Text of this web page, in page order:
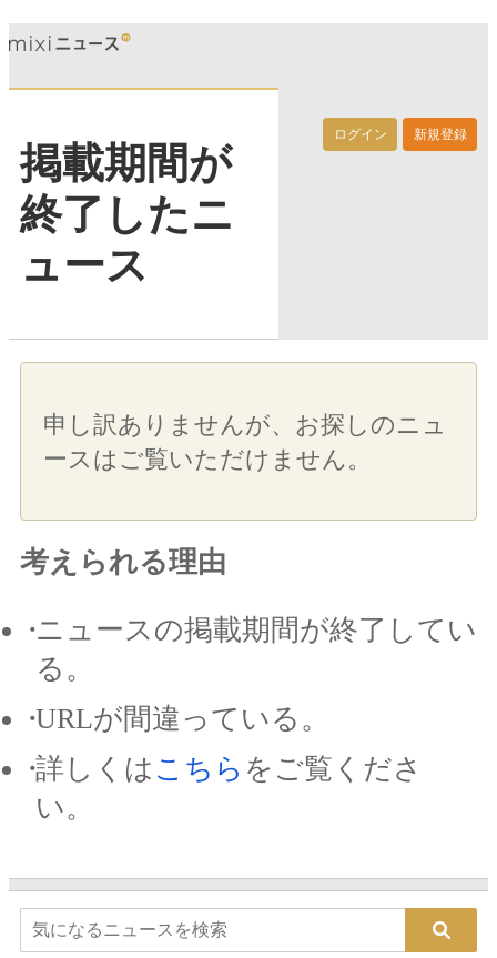
ログイン 新規登録
掲載期間が
終了したニ
ュース
申し訳ありませんが、お探しのニュ
ースはご覧いただけません。
考えられる理由
ニュースの掲載期間が終了してい
る。
URLが間違っている。
詳しくは こちら をご覧くださ
い。